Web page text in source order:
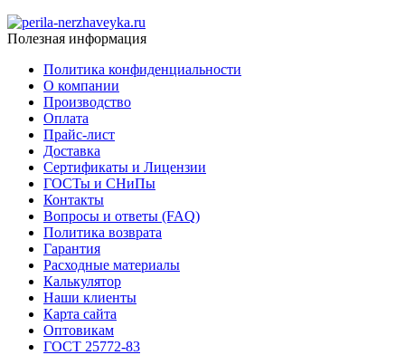
Полезная информация
Политика конфиденциальности
О компании
Производство
Оплата
Прайс-лист
Доставка
Сертификаты и Лицензии
ГОСТы и СНиПы
Контакты
Вопросы и ответы (FAQ)
Политика возврата
Гарантия
Расходные материалы
Калькулятор
Наши клиенты
Карта сайта
Оптовикам
ГОСТ 25772-83